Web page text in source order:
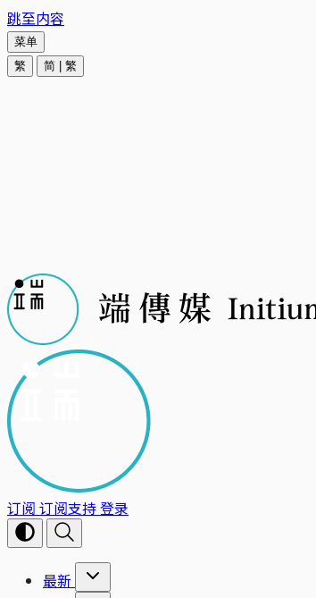
跳至内容
菜单
繁
简 繁
订阅 订阅支持登录
最新